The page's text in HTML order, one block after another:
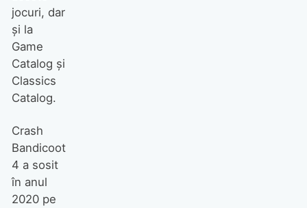
jocuri, dar
şi la
Game
Catalog şi
Classics
Catalog.
Crash
Bandicoot
4 a sosit
în anul
2020 pe